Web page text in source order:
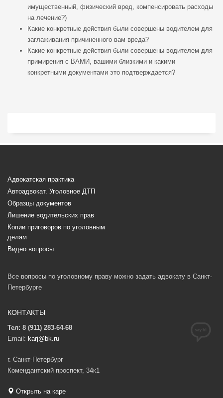
имущественный, физический вред, компенсировать расходы
на лечение?)
Какие конкретные действия были совершены водителем для
заглаживания причиненного вам вреда?
Какие конкретные действия были совершены водителем для
примирения с ВАМИ, вашими близкими и какими
конкретными документами это подтверждается?
Адвокатская практика
Автоадвокат. Уголовное ДТП
Образцы документов
Лишение водительских прав
Копии приговоров по уголовным
делам
Видео вопросы
Все вопросы по уголовному праву можно задать адвокату в Санкт-
Петербурге
КОНТАКТЫ
Тел: 8 (911) 283-64-68
Email: karj@bk.ru
г. Санкт-Петербург
Комендантский проспект, 34к1
Открыть на каре